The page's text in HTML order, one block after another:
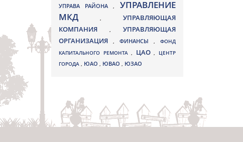
УПРАВА РАЙОНА, УПРАВЛЕНИЕ
МКД, УПРАВЛЯЮЩАЯ
КОМПАНИЯ
, УПРАВЛЯЮЩАЯ
ОРГАНИЗАЦИЯ
, ФИНАНСЫ , ФОНД
КАПИТАЛЬНОГО РЕМОНТА , ЦАО ,
ЦЕНТР
ГОРОДА , ЮАО , ЮВАО , ЮЗАО